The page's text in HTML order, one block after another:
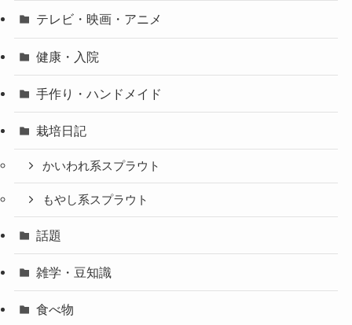
テレビ・映画・アニメ
健康・入院
手作り・ハンドメイド
栽培日記
かいわれ系スプラウト
もやし系スプラウト
話題
雑学・豆知識
食べ物